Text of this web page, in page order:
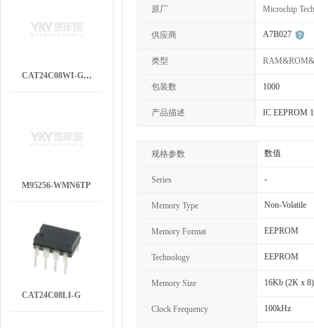
CAT24C08WI-GT3JN
M95256-WMN6TP
CAT24C08LI-G
原厂 Microchip
供应商 A7B027
类型
包装数 1000
产品描述 IC EEPROM
规格参数 数值
Series -
Memory Type Non-Volatile
Memory Format EEPROM
Technology EEPROM
Memory Size 16Kb (2K x 8)
Clock Frequency 100kHz